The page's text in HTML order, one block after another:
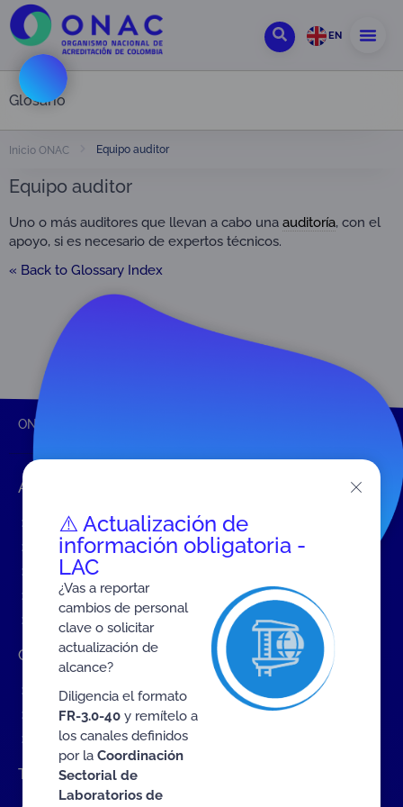
EN
Glosario
Inicio ONAC Equipo auditor
Equipo auditor
Uno o más auditores que llevan a cabo una auditoría, con el
apoyo, si es necesario de expertos técnicos.
« Back to Glossary Index
ONAC
Accesos rápidos
Eventos
Tarifas MIT
Servicios de ONAC
Acredítate con ONAC
Documentos
Contratación de Bienes y Servicios
Contratación de bienes y servicios
Procesos en curso
Contratos vigentes
Trabaje con nosotros
⚠️ Actualización de
información obligatoria -
LAC
¿Vas a reportar
cambios de personal
clave o solicitar
actualización de
alcance?
Diligencia el formato
FR-3.0-40y remítelo a
los canales definidos
por la Coordinación
Sectorial de
Laboratorios de